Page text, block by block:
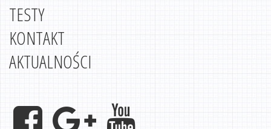
TESTY
KONTAKT
AKTUALNOŚCI